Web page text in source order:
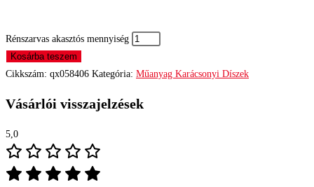
Rénszarvas akasztós mennyiség
Kosárba teszem
Cikkszám: qx058406 Kategória: Műanyag Karácsonyi Díszek
Vásárlói visszajelzések
5,0